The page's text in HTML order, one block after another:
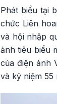
Phát biểu tại
chức Liên
và hội nhập
ảnh tiêu biểu
của điện ảnh
và kỷ niệm 55